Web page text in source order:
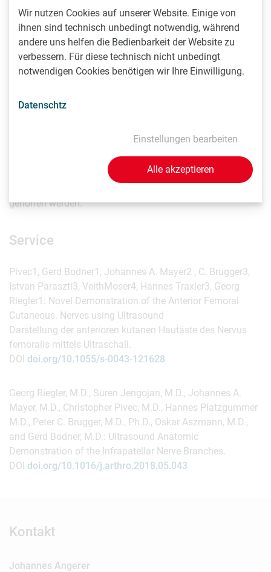
blockiert wird und somit der Schmerz gehemmt wird.
Außerdem sind Cortison-Gaben und eine
Radiofrequenzablation anzudenken. Erst als letzte Option
werden chirurgische Verfahren wie die Freilegung oder
Durchtrennung des Nervs durchgeführt. Dies gelingt aber
Die Schmerzen können sich sonst in das
‚Schmerzgedächtnis einbrennen‘ und chronisch werden“.
Künftig kann also vielen PatientInnen mit
geholfen werden.
Service
Pivec1, Gerd Bodner1, Johannes A. Mayer2 , C. Brugger3,
Istvan Paraszti3, VeithMoser4, Hannes Traxler3, Georg
Riegler1: Novel Demonstration of the Anterior Femoral
Cutaneous. Nerves using Ultrasound
Darstellung der anterioren kutanen Hautäste des Nervus
femoralis mittels Ultraschall.
DOI doi.org/10.1055/s-0043-121628
Georg Riegler, M.D., Suren Jengojan, M.D., Johannes A.
Mayer, M.D., Christopher Pivec, M.D., Hannes Platzgummer
M.D., Peter C. Brugger, M.D., Ph.D., Oskar Aszmann, M.D.,
and Gerd Bodner, M.D.: Ultrasound Anatomic
Demonstration of the Infrapatellar Nerve Branches.
DOI doi.org/10.1016/j.arthro.2018.05.043
Kontakt
Johannes Angerer
Wir nutzen Cookies auf unserer Website. Einige von
ihnen sind technisch unbedingt notwendig, während
andere uns helfen die Bedienbarkeit der Website zu
verbessern. Für diese technisch nicht unbedingt
notwendigen Cookies benötigen wir Ihre Einwilligung.
Datenschtz
Einstellungen bearbeiten
Alle akzeptieren